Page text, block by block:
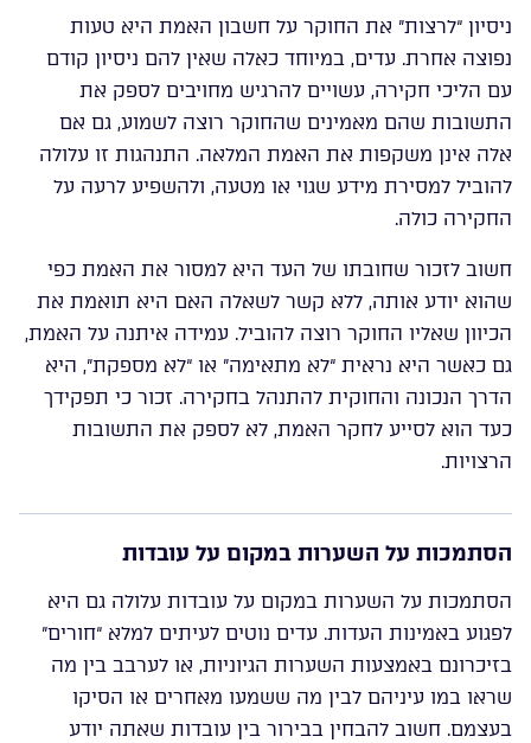
ניסיון “לרצות” את החוקר על חשבון האמת היא טעות
נפוצה אחרת. עדים, במיוחד כאלה שאין להם ניסיון קודם
עם הליכי חקירה, עשויים להרגיש מחויבים לספק את
התשובות שהם מאמינים שהחוקר רוצה לשמוע, גם אם
אלה אינן משקפות את האמת המלאה. התנהגות זו עלולה
להוביל למסירת מידע שגוי או מטעה, ולהשפיע לרעה על
החקירה כולה.
חשוב לזכור שחובתו של העד היא למסור את האמת כפי
שהוא יודע אותה, ללא קשר לשאלה האם היא תואמת את
הכיוון שאליו החוקר רוצה להוביל. עמידה איתנה על האמת,
גם כאשר היא נראית “לא מתאימה” או “לא מספקת”, היא
הדרך הנכונה והחוקית להתנהל בחקירה. זכור כי תפקידך
כעד הוא לסייע לחקר האמת, לא לספק את התשובות
הרצויות.
הסתמכות על השערות במקום על עובדות
הסתמכות על השערות במקום על עובדות עלולה גם היא
לפגוע באמינות העדות. עדים נוטים לעיתים למלא “חורים”
בזיכרונם באמצעות השערות הגיוניות, או לערבב בין מה
שראו במו עיניהם לבין מה ששמעו מאחרים או הסיקו
בעצמם. חשוב להבחין בבירור בין עובדות שאתה יודע